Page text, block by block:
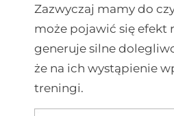
Zazwyczaj mamy do
może pojawić się efekt
generuje silne
że na ich wystąpienie
treningi.